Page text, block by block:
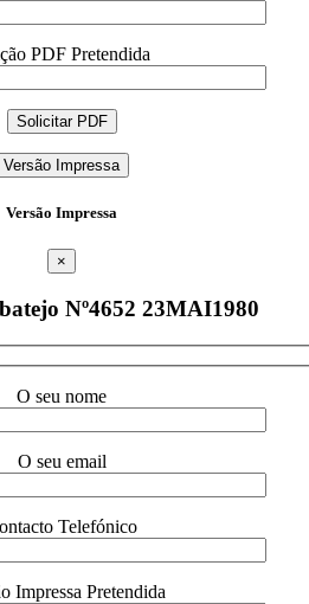
PDF Pretendida
Versão Impressa
Versão Impressa
×
Nº4652 23MAI1980
O seu nome
O seu email
Telefónico
Impressa Pretendida